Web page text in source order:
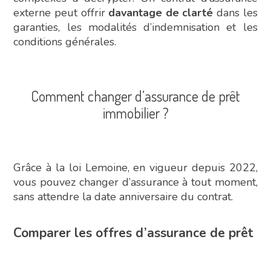
externe peut offrir davantage de clarté dans les
garanties, les modalités d’indemnisation et les
conditions générales.
Comment changer d’assurance de prêt
immobilier ?
Grâce à la loi Lemoine, en vigueur depuis 2022,
vous pouvez changer d’assurance à tout moment,
sans attendre la date anniversaire du contrat.
Comparer les offres d’assurance de prêt